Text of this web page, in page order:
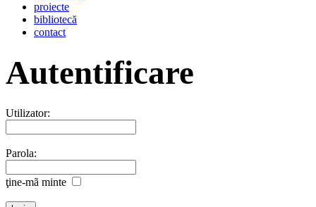
proiecte
bibliotecă
contact
Autentificare
Utilizator:
Parola:
ţine-mã minte